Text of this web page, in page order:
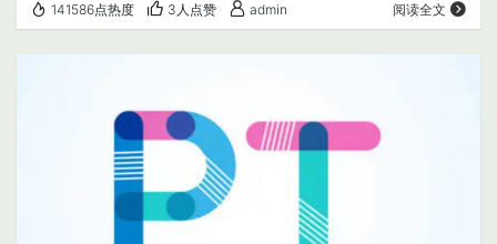
载、如实填写即可。 2： 安装完毕，复制配置信息，创建一
个config.json文件。 把中间的代码改一如下 把127.0…
141586点热度 3人点赞 admin 阅读全文